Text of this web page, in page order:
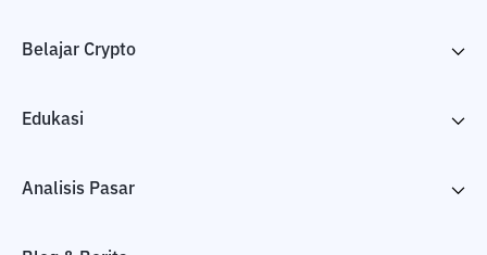
Belajar Crypto
Edukasi
Analisis Pasar